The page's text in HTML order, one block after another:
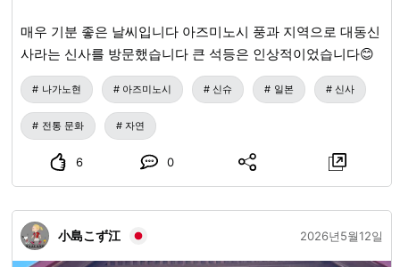
매우 기분 좋은 날씨입니다 아즈미노시 풍과 지역으로 대동신
사라는 신사를 방문했습니다 큰 석등은 인상적이었습니다😊
나가노현 아즈미노시 신슈 일본 신사
전통 문화 자연
6 0
小島こず江 2026년5월12일